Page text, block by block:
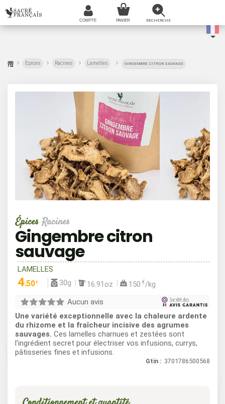
Epices Racines Lamelles GINGEMBRE CITRON SAUVAGE
Épices Racines
Gingembre citron
sauvage
LAMELLES
4.50 € 30g 16.91oz 150 €/kg
Aucun avis
Une variété exceptionnelle avec la chaleure ardente
du rhizome et la fraîcheur incisive des agrumes
sauvages. Ces lamelles charnues et zestées sont
l'ingrédient secret pour électriser vos infusions, currys,
pâtisseries fines et infusions.
Gtin : 3701786500568